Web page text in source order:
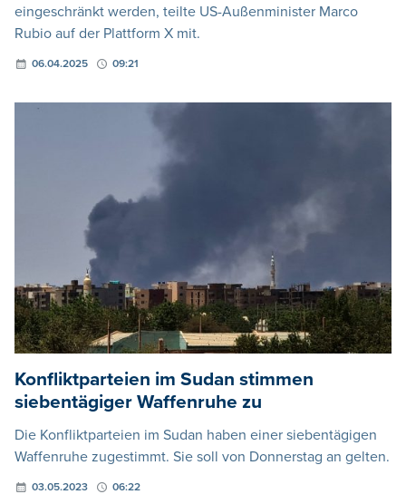
eingeschränkt werden, teilte US-Außenminister Marco
Rubio auf der Plattform X mit.
06.04.2025 09:21
Konfliktparteien im Sudan stimmen
siebentägiger Waffenruhe zu
Die Konfliktparteien im Sudan haben einer siebentägigen
Waffenruhe zugestimmt. Sie soll von Donnerstag an gelten.
03.05.2023 06:22